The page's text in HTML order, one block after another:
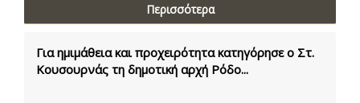
Περισσότερα
Για ημιμάθεια και προχειρότητα κατηγόρησε ο Στ.
Κουσουρνάς τη δημοτική αρχή Ρόδο...